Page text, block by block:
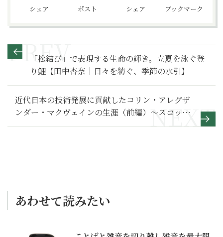
シェア ポスト シェア ブックマーク
「松結び」で表現する生命の輝き。立夏を泳ぐ登
り鯉【田中杏奈｜日々を紡ぐ、季節の水引】
近代日本の技術発展に貢献したコリン・アレグザ
ンダー・マクヴェインの生涯（前編）～スコット
ランドから来たお雇い外国人
あわせて読みたい